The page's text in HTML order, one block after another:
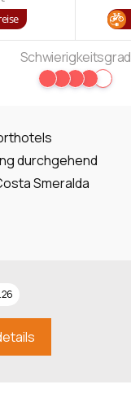
Schwierigkeitsgrad
durchgehend
Smeralda